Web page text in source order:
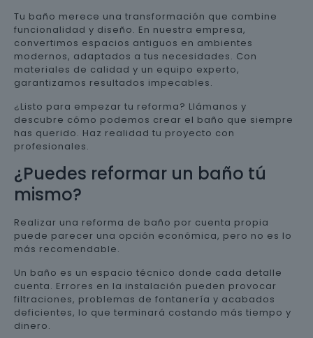
Tu baño merece una transformación que combine
funcionalidad y diseño. En nuestra empresa,
convertimos espacios antiguos en ambientes
modernos, adaptados a tus necesidades. Con
materiales de calidad y un equipo experto,
garantizamos resultados impecables.
¿Listo para empezar tu reforma? Llámanos y
descubre cómo podemos crear el baño que siempre
has querido. Haz realidad tu proyecto con
profesionales.
¿Puedes reformar un baño tú
mismo?
Realizar una reforma de baño por cuenta propia
puede parecer una opción económica, pero no es lo
más recomendable.
Un baño es un espacio técnico donde cada detalle
cuenta. Errores en la instalación pueden provocar
filtraciones, problemas de fontanería y acabados
deficientes, lo que terminará costando más tiempo y
dinero.